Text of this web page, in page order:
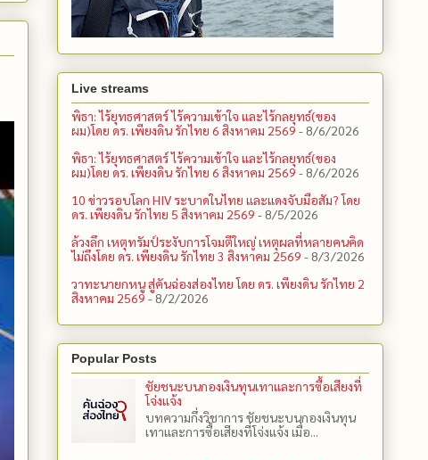
Live streams
พิธา: ไร้ยุทธศาสตร์ ไร้ความเข้าใจ และไร้กลยุทธ์(ของ
ผม)โดย ดร. เพียงดิน รักไทย 6 สิงหาคม 2569 - 8/6/2026
พิธา: ไร้ยุทธศาสตร์ ไร้ความเข้าใจ และไร้กลยุทธ์(ของ
ผม)โดย ดร. เพียงดิน รักไทย 6 สิงหาคม 2569 - 8/6/2026
10 ข่าวรอบโลก HIV ระบาดในไทย และแดงจับมือสัม? โดย
ดร. เพียงดิน รักไทย 5 สิงหาคม 2569 - 8/5/2026
ล้วงลึก เหตุทรัมป์ระงับการโจมตีใหญ่ เหตุผลที่หลายคนคิด
ไม่ถึงโดย ดร. เพียงดิน รักไทย 3 สิงหาคม 2569 - 8/3/2026
วาทะนายกหนู สู่คันฉ่องส่องไทย โดย ดร. เพียงดิน รักไทย 2
สิงหาคม 2569 - 8/2/2026
Popular Posts
ชัยชนะบนกองเงินทุนเทาและการซื้อเสียงที่
โจ่งแจ้ง
บทความกึ่งวิชาการ ชัยชนะบนกองเงินทุน
เทาและการซื้อเสียงที่โจ่งแจ้ง เมื่อ...